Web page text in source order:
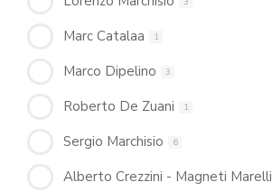
Marc Catalaa 1
Marco Dipelino 3
Roberto De Zuani 1
Sergio Marchisio 6
Alberto Crezzini - Magneti Marelli